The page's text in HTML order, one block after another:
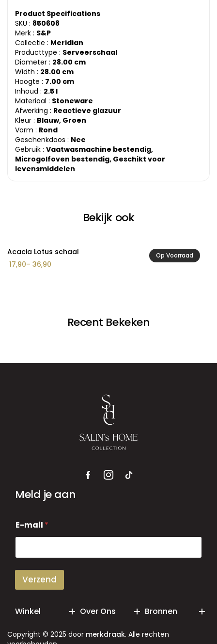
Product Specifications
SKU : 850608
Merk : S&P
Collectie : Meridian
Producttype : Serveerschaal
Diameter : 28.00 cm
Width : 28.00 cm
Hoogte : 7.00 cm
Inhoud : 2.5 l
Materiaal : Stoneware
Afwerking : Reactieve glazuur
Kleur : Blauw, Groen
Vorm : Rond
Geschenkdoos : Nee
Gebruik : Vaatwasmachine bestendig,
Microgolfoven bestendig, Geschikt voor
levensmiddelen
Bekijk ook
Op Voorraad
Acacia Lotus schaal
17,90– 36,90
Prijsklasse:
Recent Bekeken
Meld je aan
-
m
i
E-mail *
Verzend
Winkel Over Ons Bronnen
Copyright © 2025 door merkdraak. Alle rechten